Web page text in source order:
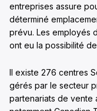
entreprises assure
déterminé
prévu. Les employés
ont eu la possibilité
Il existe 276 centres
gérés par le secteur
partenariats de vente